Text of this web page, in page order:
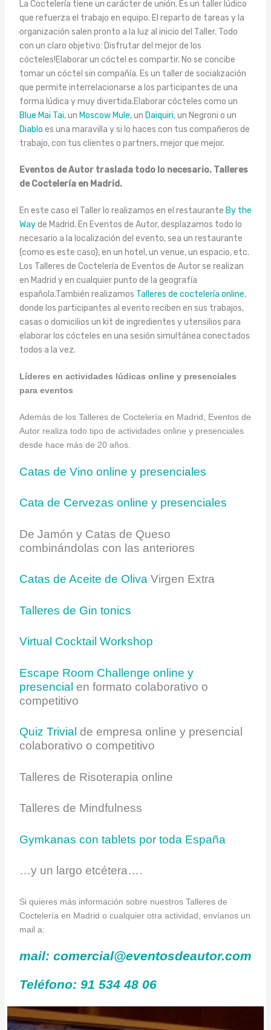
La Coctelería tiene un carácter de unión. Es un taller lúdico
que refuerza el trabajo en equipo. El reparto de tareas y la
organización salen pronto a la luz al inicio del Taller. Todo
con un claro objetivo: Disfrutar del mejor de los
cócteles!Elaborar un cóctel es compartir. No se concibe
tomar un cóctel sin compañía. Es un taller de socialización
que permite interrelacionarse a los participantes de una
forma lúdica y muy divertida.Elaborar cócteles como un
Blue Mai Tai, un Moscow Mule,un Daiquiri, un Negroni o un
Diablo es una maravilla y si lo haces con tus compañeros de
trabajo, con tus clientes o partners, mejor que mejor.
Eventos de Autor traslada todo lo necesario. Talleres
de Coctelería en Madrid.
En este caso el Taller lo realizamos en el restaurante By the
Wayde Madrid. En Eventos de Autor, desplazamos todo lo
necesario a la localización del evento, sea un restaurante
(como es este caso), en un hotel, un venue, un espacio, etc.
Los Talleres de Coctelería de Eventos de Autor se realizan
en Madrid y en cualquier punto de la geografía
española.También realizamos Talleres de coctelería online,
donde los participantes al evento reciben en sus trabajos,
casas o domicilios un kit de ingredientes y utensilios para
elaborar los cócteles en una sesión simultánea conectados
todos a la vez.
Líderes en actividades lúdicas online y presenciales
para eventos
Además de los Talleres de Coctelería en Madrid, Eventos de
Autor realiza todo tipo de actividades online y presenciales
desde hace más de 20 años.
Catas de Vino online y presenciales
Cata de Cervezas online y presenciales
De Jamón y Catas de Queso
combinándolas con las anteriores
Catas de Aceite de Oliva Virgen Extra
Talleres de Gin tonics
Virtual Cocktail Workshop
Escape Room Challenge online y
presencial en formato colaborativo o
competitivo
Quiz Trivial de empresa online y presencial
colaborativo o competitivo
Talleres de Risoterapia online
Talleres de Mindfulness
Gymkanas con tablets por toda España
…y un largo etcétera….
Si quieres más información sobre nuestros Talleres de
Coctelería en Madrid o cualquier otra actividad, envíanos un
mail a:
mail: comercial@eventosdeautor.com
Teléfono: 91 534 48 06